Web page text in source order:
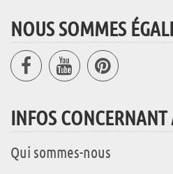
NOUS SOMMES
INFOS
Qui sommes-nous